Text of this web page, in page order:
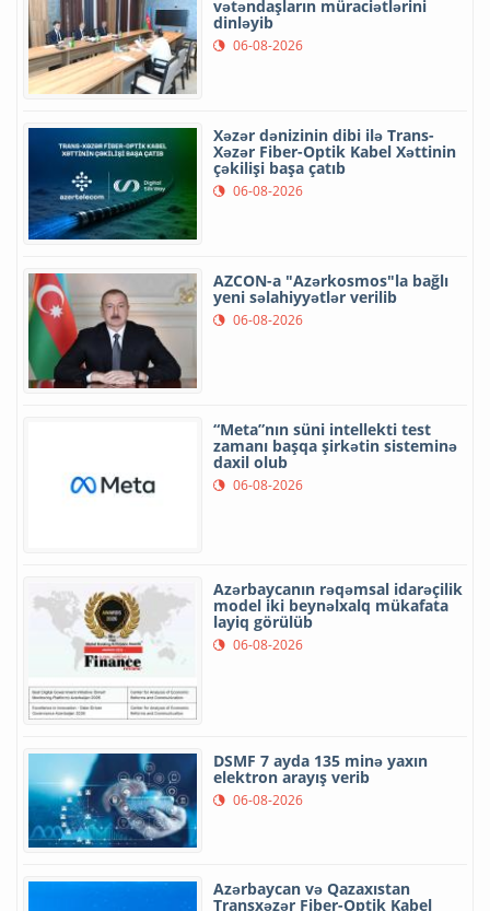
vətəndaşların müraciətlərini
dinləyib
06-08-2026
Xəzər dənizinin dibi ilə Trans-
Xəzər Fiber-Optik Kabel Xəttinin
çəkilişi başa çatıb
06-08-2026
AZCON-a "Azərkosmos"la bağlı
yeni səlahiyyətlər verilib
06-08-2026
“Meta”nın süni intellekti test
zamanı başqa şirkətin sisteminə
daxil olub
06-08-2026
Azərbaycanın rəqəmsal idarəçilik
model iki beynəlxalq mükafata
layiq görülüb
06-08-2026
DSMF 7 ayda 135 minə yaxın
elektron arayış verib
06-08-2026
Azərbaycan və Qazaxıstan
Transxəzər Fiber-Optik Kabel